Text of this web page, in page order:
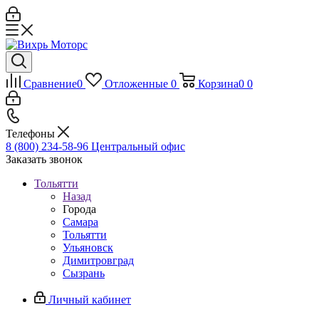
Сравнение0 Отложенные 0 Корзина0 0
Телефоны
8 (800) 234-58-96 Центральный офис
Заказать звонок
Тольятти
Назад
Города
Самара
Тольятти
Ульяновск
Димитровград
Сызрань
Личный кабинет